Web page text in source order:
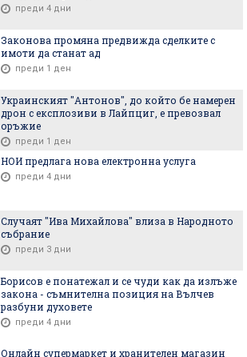
преди 4 дни
Законова промяна предвижда сделките с
имоти да станат ад
преди 1 ден
Украинският "Антонов", до който бе намерен
дрон с експлозиви в Лайпциг, е превозвал
оръжие
преди 1 ден
НОИ предлага нова електронна услуга
преди 4 дни
Случаят "Ива Михайлова" влиза в Народното
събрание
преди 3 дни
Борисов е понатежал и се чуди как да излъже
закона - съмнителна позиция на Вълчев
разбуни духовете
преди 4 дни
Онлайн супермаркет и хранителен магазин